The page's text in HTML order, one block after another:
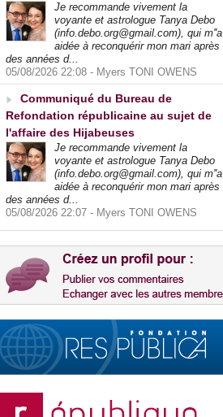
Je recommande vivement la
voyante et astrologue Tanya Debo
(info.debo.org@gmail.com), qui m''a
aidée à reconquérir mon mari après
des années d...
05/08/2026 22:08 - Myers TONI OWENS
Communiqué du Bureau de
Refondation républicaine au sujet de
l'affaire des Hijabeuses
Je recommande vivement la
voyante et astrologue Tanya Debo
(info.debo.org@gmail.com), qui m''a
aidée à reconquérir mon mari après
des années d...
05/08/2026 22:07 - Myers TONI OWENS